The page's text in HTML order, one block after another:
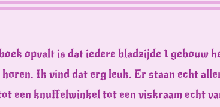
opvalt is dat iedere bladzijde 1 gebouw
Ik vind dat erg leuk. Er staan echt
een knuffelwinkel tot een viskraam echt